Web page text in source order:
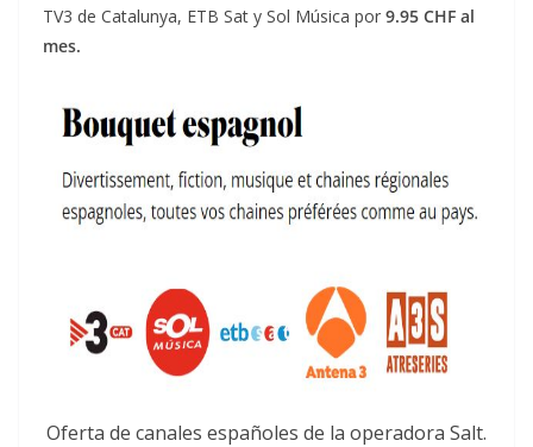
TV3 de Catalunya, ETB Sat y Sol Música por 9.95 CHF al
mes.
Oferta de canales españoles de la operadora Salt.